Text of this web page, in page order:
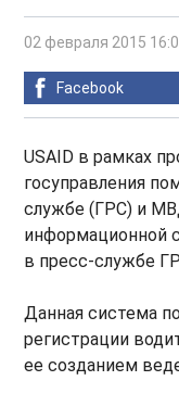
02 февраля 2015
Facebook
USAID в рамках
госуправления
службе (ГРС) и
информационной
в пресс-службе
Данная система
регистрации
ее созданием